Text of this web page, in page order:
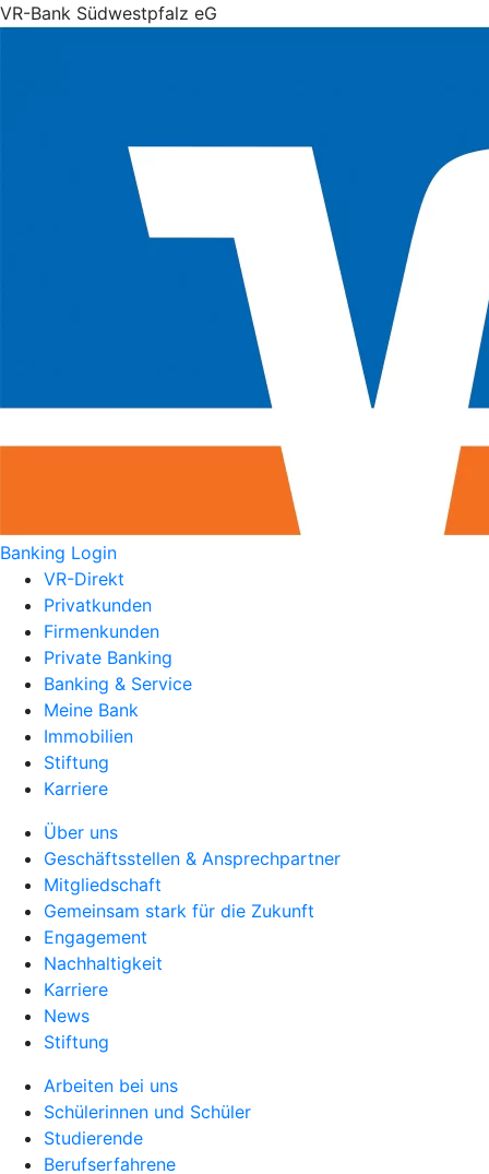
VR-Bank Südwestpfalz eG
Banking Login
VR-Direkt
Privatkunden
Firmenkunden
Private Banking
Banking & Service
Meine Bank
Immobilien
Stiftung
Karriere
Über uns
Geschäftsstellen & Ansprechpartner
Mitgliedschaft
Gemeinsam stark für die Zukunft
Engagement
Nachhaltigkeit
Karriere
News
Stiftung
Arbeiten bei uns
Schülerinnen und Schüler
Studierende
Berufserfahrene